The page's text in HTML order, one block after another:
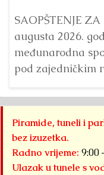
SAOPŠTENJE
augusta 2026.
međunarodna
pod zajedničkim
Piramide, tuneli i
bez izuzetka.
Radno vrijeme: 9:00
Ulazak u tunele s